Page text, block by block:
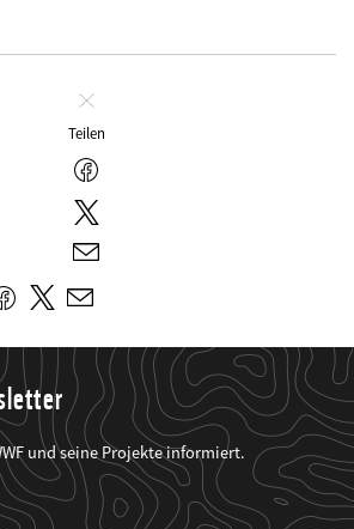
Schliessen
Teilen
Facebook
Twitter
E-
Mail
Twitter
E-
und seine Projekte informiert.